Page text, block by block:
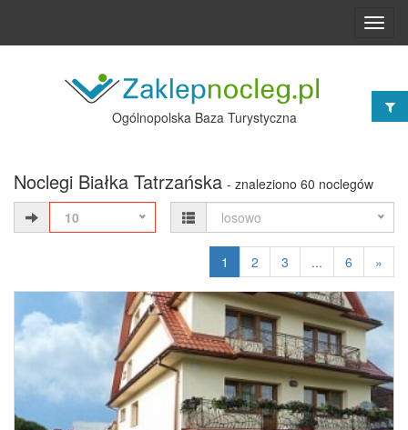
Ogólnopolska Baza Turystyczna
Noclegi Białka Tatrzańska - znaleziono 60 noclegów
10
losowo
1 2 3 ... 6 »